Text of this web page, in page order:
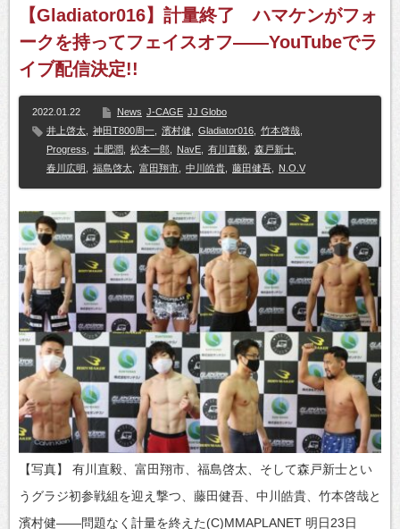
【Gladiator016】計量終了 ハマケンがフォ
ークを持ってフェイスオフ――YouTubeでラ
イブ配信決定!!
2022.01.22 News J-CAGE JJ Globo
井上啓太
神田T800周一 濱村健 Gladiator016 竹本啓哉
Progress
土肥潤 松本一郎 NavE 有川直毅 森戸新士
春川広明
福島啓太 富田翔市 中川皓貴 藤田健吾 N.O.V
【写真】 有川直毅、富田翔市、福島啓太、そして森戸新士とい
うグラジ初参戦組を迎え撃つ、藤田健吾、中川皓貴、竹本啓哉と
濱村健――問題なく計量を終えた(C)MMAPLANET 明日23日